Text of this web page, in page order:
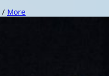
/ More